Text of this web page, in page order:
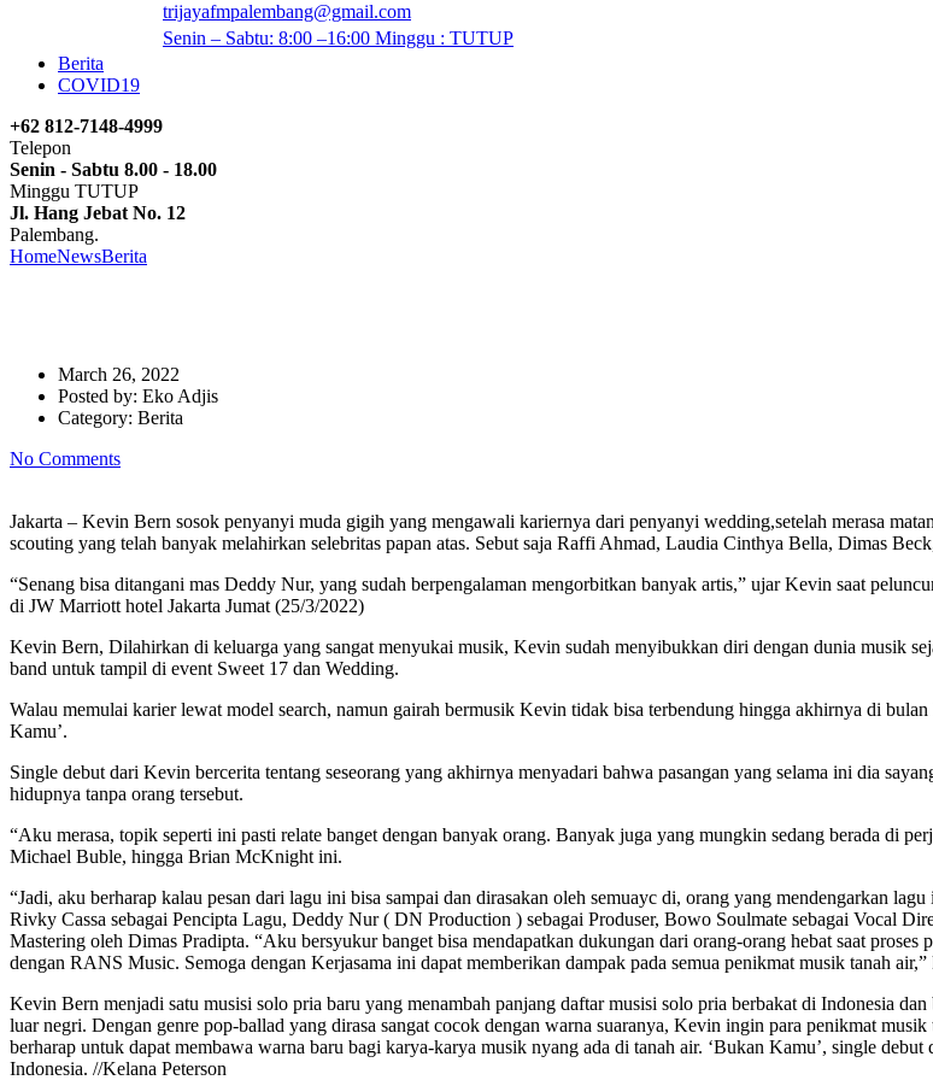
trijayafmpalembang@gmail.com
Senin – Sabtu: 8:00 –16:00 Minggu : TUTUP
Berita
COVID19
+62 812-7148-4999
Telepon
Senin - Sabtu 8.00 - 18.00
Minggu TUTUP
Jl. Hang Jebat No. 12
Palembang.
HomeNewsBerita
March 26, 2022
Posted by: Eko Adjis
Category: Berita
No Comments
Jakarta – Kevin Bern sosok penyanyi muda gigih yang mengawali kariernya dari penyanyi wedding,setelah merasa
scouting yang telah banyak melahirkan selebritas papan atas. Sebut saja Raffi Ahmad, Laudia Cinthya Bella, Dimas
“Senang bisa ditangani mas Deddy Nur, yang sudah berpengalaman mengorbitkan banyak artis,” ujar Kevin saat
di JW Marriott hotel Jakarta Jumat (25/3/2022)
Kevin Bern, Dilahirkan di keluarga yang sangat menyukai musik, Kevin sudah menyibukkan diri dengan dunia musik
band untuk tampil di event Sweet 17 dan Wedding.
Walau memulai karier lewat model search, namun gairah bermusik Kevin tidak bisa terbendung hingga akhirnya di
Kamu’.
Single debut dari Kevin bercerita tentang seseorang yang akhirnya menyadari bahwa pasangan yang selama ini dia
hidupnya tanpa orang tersebut.
“Aku merasa, topik seperti ini pasti relate banget dengan banyak orang. Banyak juga yang mungkin sedang berada di
Michael Buble, hingga Brian McKnight ini.
“Jadi, aku berharap kalau pesan dari lagu ini bisa sampai dan dirasakan oleh semuayc di, orang yang mendengarkan
Rivky Cassa sebagai Pencipta Lagu, Deddy Nur ( DN Production ) sebagai Produser, Bowo Soulmate sebagai Vocal
Mastering oleh Dimas Pradipta. “Aku bersyukur banget bisa mendapatkan dukungan dari orang-orang hebat saat
dengan RANS Music. Semoga dengan Kerjasama ini dapat memberikan dampak pada semua penikmat musik tanah
Kevin Bern menjadi satu musisi solo pria baru yang menambah panjang daftar musisi solo pria berbakat di Indonesia
luar negri. Dengan genre pop-ballad yang dirasa sangat cocok dengan warna suaranya, Kevin ingin para penikmat
berharap untuk dapat membawa warna baru bagi karya-karya musik nyang ada di tanah air. ‘Bukan Kamu’, single
Indonesia. //Kelana Peterson